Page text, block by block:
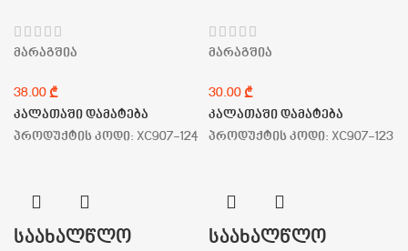
მარაგშია
₾
კალათაში დამატება
პროდუქტის კოდი: XC907-124
მარაგშია
₾
კალათაში დამატება
პროდუქტის კოდი: XC907-123
საახალწლო
საახალწლო